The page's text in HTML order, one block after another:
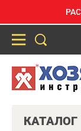
КАТАЛОГ